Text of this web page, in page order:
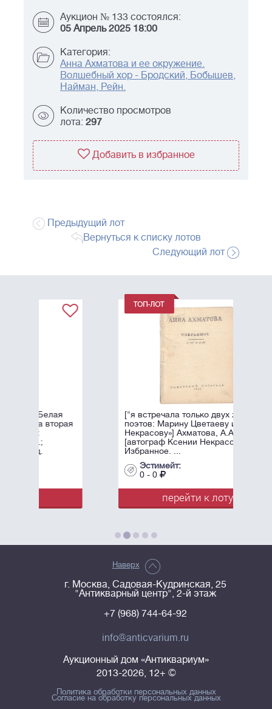
Аукцион № 133 состоялся:
05 Апрель 2025 18:00
Категория:
Анна Ахматова и ее окружение.
Волшебный хор - Бродский, Бобышев,
Найман, Рейн.
Количество просмотров
лота: 297
Добавить в избранное
Предыдущий лот
Вернуться к списку лотов
Следующий лот
["я встречала только двух женщин-
поэтов: Марину Цветаеву и Ксению
Некрасову»] Ахматова, А.А.
[автограф Ксении Некрасовой]
перейти к лоту
Наверх
г. Москва, Садовая-Кудринская, 25
"Антикварный центр", 2-й этаж
+7 (968) 744-64-92
info@anticvarium.ru
Аукционный дом «Антиквариум»
2013-2026, 12+ ©
Политика обработки персональных данных
Согласие на обработку персональных данных